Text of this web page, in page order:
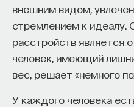
внешним видом,
стремлением к идеалу.
расстройств является
человек, имеющий
вес, решает «немного
У каждого человека